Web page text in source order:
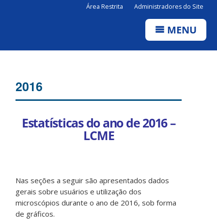
Área Restrita Administradores do Site
MENU
2016
Estatísticas do ano de 2016 –
LCME
Nas seções a seguir são apresentados dados
gerais sobre usuários e utilização dos
microscópios durante o ano de 2016, sob forma
de gráficos.